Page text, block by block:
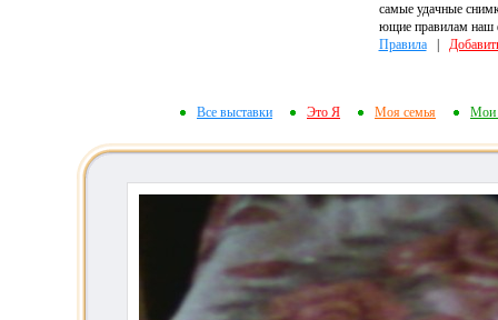
самые удачные
ющие правилам наш
Правила|
Все выставки Это Я Моя семья Мои